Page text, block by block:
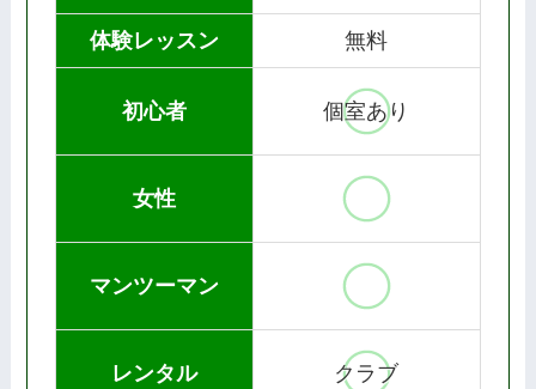
体験レッスン 無料
初心者 個室あり
女性
マンツーマン
レンタル クラブ